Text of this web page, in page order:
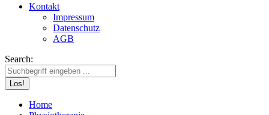
Kontakt
Impressum
Datenschutz
AGB
Search:
Home